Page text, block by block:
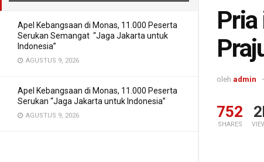
Apel Kebangsaan di Monas, 11.000 Peserta
Serukan Semangat “Jaga Jakarta untuk
Indonesia”
AGUSTUS 9, 2026
Apel Kebangsaan di Monas, 11.000 Peserta
Serukan “Jaga Jakarta untuk Indonesia”
AGUSTUS 9, 2026
Pria
oleh admin
752
SHARES